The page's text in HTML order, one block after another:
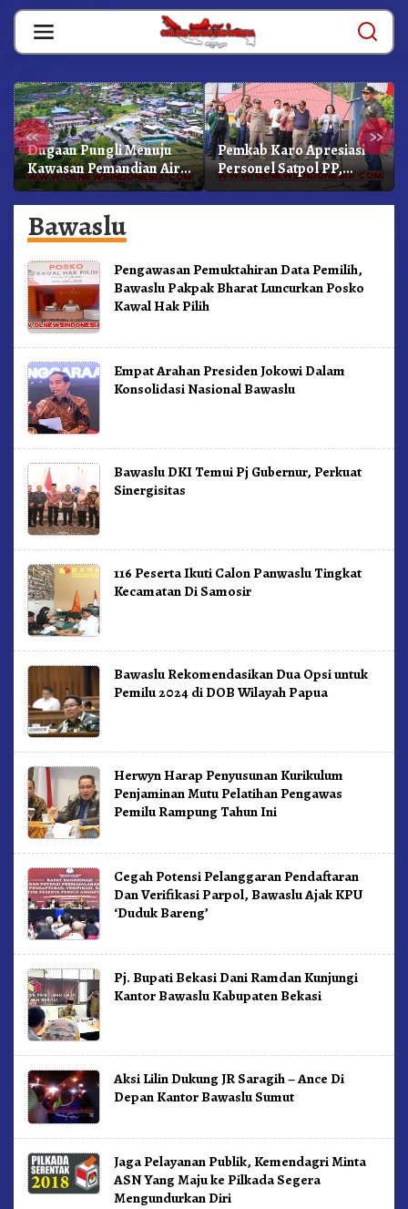
Skip
content
« »
Dugaan Pungli Menuju
Kawasan Pemandian Air
Panas Semangat Gunung
– Doulu Foto Dan
Videokan!
Pemkab Karo Apresiasi
Personel Satpol PP,
Linmas, Dan Pemadam
Kebakaran
Bawaslu
Pengawasan Pemuktahiran Data Pemilih,
Bawaslu Pakpak Bharat Luncurkan Posko
Kawal Hak Pilih
Empat Arahan Presiden Jokowi Dalam
Konsolidasi Nasional Bawaslu
Bawaslu DKI Temui Pj Gubernur, Perkuat
Sinergisitas
116 Peserta Ikuti Calon Panwaslu Tingkat
Kecamatan Di Samosir
Bawaslu Rekomendasikan Dua Opsi untuk
Pemilu 2024 di DOB Wilayah Papua
Herwyn Harap Penyusunan Kurikulum
Penjaminan Mutu Pelatihan Pengawas
Pemilu Rampung Tahun Ini
Cegah Potensi Pelanggaran Pendaftaran
Dan Verifikasi Parpol, Bawaslu Ajak KPU
‘Duduk Bareng’
Pj. Bupati Bekasi Dani Ramdan Kunjungi
Kantor Bawaslu Kabupaten Bekasi
Aksi Lilin Dukung JR Saragih – Ance Di
Depan Kantor Bawaslu Sumut
Jaga Pelayanan Publik, Kemendagri Minta
ASN Yang Maju ke Pilkada Segera
Mengundurkan Diri